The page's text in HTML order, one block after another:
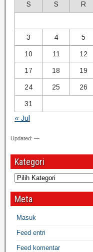
S S R
3 4 5
10 11 12
17 18 19
24 25 26
31
« Jul
Updated: —
Kategori
Meta
Masuk
Feed entri
Feed komentar